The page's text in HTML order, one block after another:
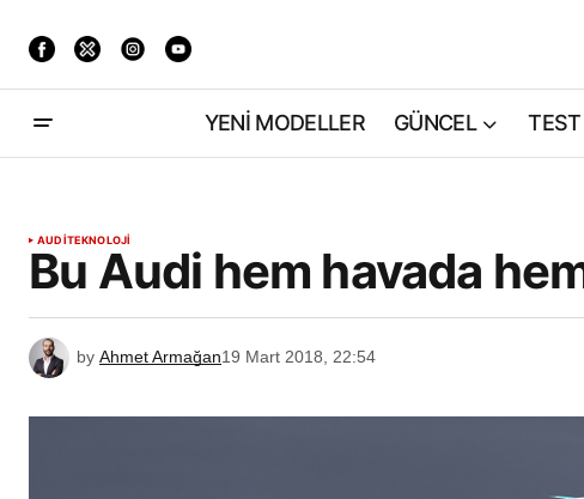
YENİ MODELLER GÜNCEL
AUDITEKNOLOJİ
Bu Audi hem havada
by Ahmet Armağan19 Mart 2018, 22:54